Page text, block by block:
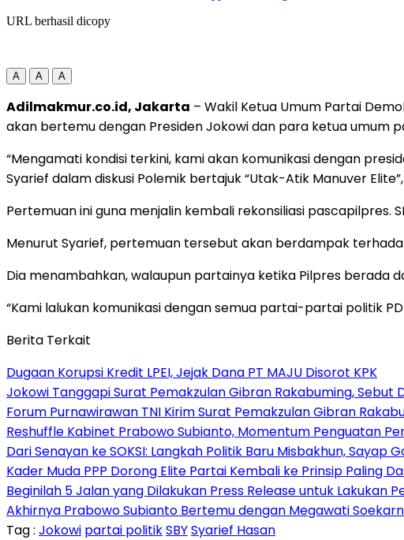
URL berhasil dicopy
A A A
Adilmakmur.co.id, Jakarta – Wakil Ketua Umum Partai
akan bertemu dengan Presiden Jokowi dan para ketua umum
“Mengamati kondisi terkini, kami akan komunikasi dengan
Syarief dalam diskusi Polemik bertajuk “Utak-Atik Manuver
Pertemuan ini guna menjalin kembali rekonsiliasi pascapilpres.
Menurut Syarief, pertemuan tersebut akan berdampak
Dia menambahkan, walaupun partainya ketika Pilpres berada
“Kami lalukan komunikasi dengan semua partai-partai politik
Berita Terkait
Dugaan Korupsi Kredit LPEI, Jejak Dana PT MAJU Disorot KPK
Jokowi Tanggapi Surat Pemakzulan Gibran Rakabuming,
Forum Purnawirawan TNI Kirim Surat Pemakzulan Gibran
Reshuffle Kabinet Prabowo Subianto, Momentum Penguatan
Dari Senayan ke SOKSI: Langkah Politik Baru Misbakhun,
Kader Muda PPP Dorong Elite Partai Kembali ke Prinsip Paling
Beginilah 5 Jalan yang Dilakukan Press Release untuk Lakukan
Akhirnya Prabowo Subianto Bertemu dengan Megawati
Tag : Jokowi partai politikSBYSyarief Hasan